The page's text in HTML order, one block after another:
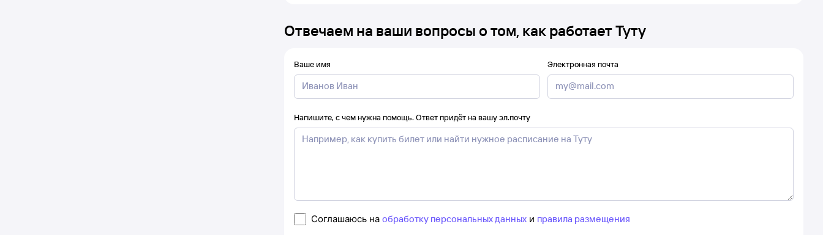
Отвечаем на ваши вопросы о том, как работает Туту
Ваше имя Электронная почта
Напишите, с чем нужна помощь. Ответ придёт на вашу эл.почту
Соглашаюсь на обработку персональных данных и правила размещения